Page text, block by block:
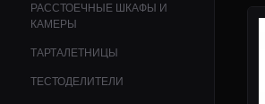
РАССТОЕЧНЫЕ ШКАФЫ И
КАМЕРЫ
ТАРТАЛЕТНИЦЫ
ТЕСТОДЕЛИТЕЛИ